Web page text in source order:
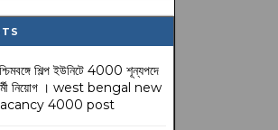
শিল্প ইউনিটে 4000 শূন্যপদে
নিয়োগ । west bengal new
4000 post